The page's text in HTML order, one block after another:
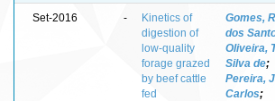
Set-2016 -
Kinetics of
digestion of
low-quality
forage grazed
by beef cattle
fed
Gomes,
dos
Oliveira,
Silva de;
Pereira,
Carlos;